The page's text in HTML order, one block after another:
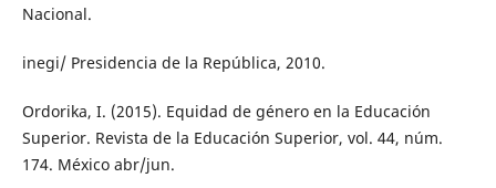
Nacional.
inegi/ Presidencia de la República, 2010.
Ordorika, I. (2015). Equidad de género en la Educación
Superior. Revista de la Educación Superior, vol. 44, núm.
174. México abr/jun.